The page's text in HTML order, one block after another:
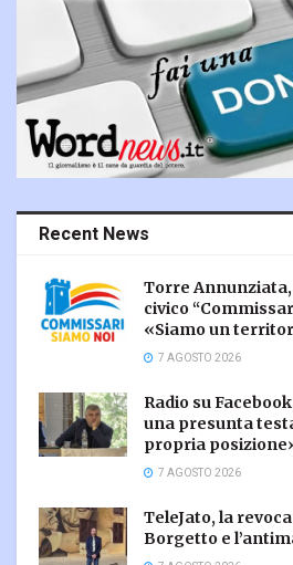
Recent News
Torre
civico
«Siamo un
7 AGOSTO 2026
Radio su
una presunta
propria
7 AGOSTO 2026
TeleJato, la
Borgetto e